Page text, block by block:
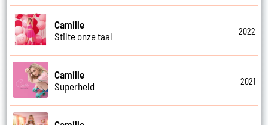
Camille
Stilte onze taal
2022
Camille
Superheld
2021